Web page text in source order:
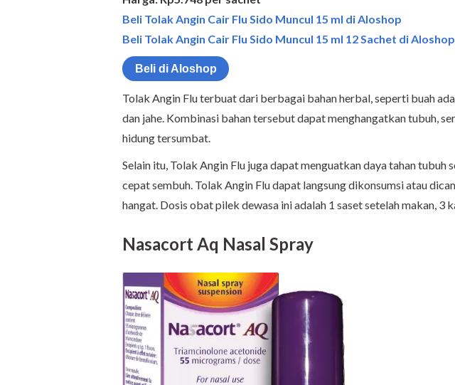
Beli Tolak Angin Cair Flu Sido Muncul 15 ml di Aloshop
Beli Tolak Angin Cair Flu Sido Muncul 15 ml 12 Sachet di Aloshop
Beli di Aloshop
Tolak Angin Flu terbuat dari berbagai bahan herbal, seperti buah
dan jahe. Kombinasi bahan tersebut dapat menghangatkan tubuh,
hidung tersumbat.
Selain itu, Tolak Angin Flu juga dapat menguatkan daya tahan tubuh
cepat sembuh. Tolak Angin Flu dapat langsung dikonsumsi atau
hangat. Dosis obat pilek dewasa ini adalah 1 saset setelah makan, 3
Nasacort Aq Nasal Spray